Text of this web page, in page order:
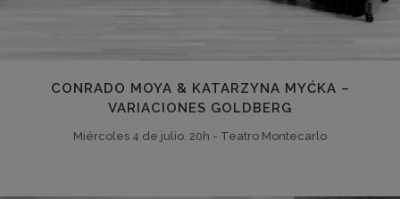
CONRADO MOYA & KATARZYNA MYĆKA –
VARIACIONES GOLDBERG
Miércoles 4 de julio. 20h - Teatro Montecarlo